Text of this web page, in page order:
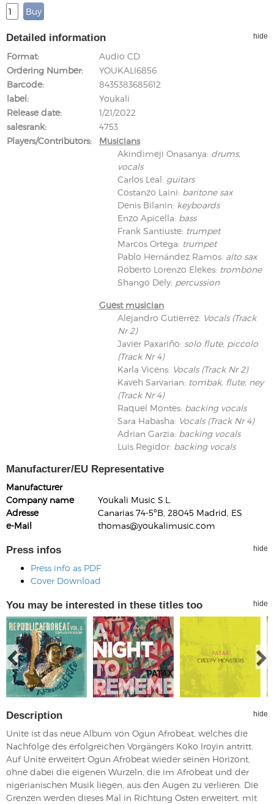
Detailed information hide
Format
Audio CD
Ordering Number
YOUKALI6856
Barcode
8435383685612
label
Youkali
Release date
1/21/2022
salesrank
4753
Players/Contributors
Musicians
Akindimeji Onasanya: drums,
vocals
Carlos Leal: guitars
Costanzo Laini: baritone sax
Denis Bilanin: keyboards
Enzo Apicella: bass
Frank Santiuste: trumpet
Marcos Ortega: trumpet
Pablo Hernández Ramos: alto sax
Roberto Lorenzo Elekes: trombone
Shango Dely: percussion
Guest musician
Alejandro Gutierrez: Vocals (Track
Nr 2)
Javier Paxariño: solo flute, piccolo
(Track Nr 4)
Karla Vicens: Vocals (Track Nr 2)
Kaveh Sarvarian: tombak, flute, ney
(Track Nr 4)
Raquel Montes: backing vocals
Sara Habasha: Vocals (Track Nr 4)
Adrian Garzia: backing vocals
Luis Regidor: backing vocals
Manufacturer/EU Representative
Manufacturer
Company name
Youkali Music S.L.
Adresse
Canarias 74-5ºB, 28045 Madrid, ES
e-Mail
thomas@youkalimusic.com
Press infos hide
Press info as PDF
Cover Download
You may be interested in these titles too hide
Description hide
Unite ist das neue Album von Ogun Afrobeat, welches die
Nachfolge des erfolgreichen Vorgängers Koko Iroyin antritt.
Auf Unite erweitert Ogun Afrobeat wieder seinen Horizont,
ohne dabei die eigenen Wurzeln, die im Afrobeat und der
nigerianischen Musik liegen, aus den Augen zu verlieren. Die
Grenzen werden dieses Mal in Richtung Osten erweitert, mit